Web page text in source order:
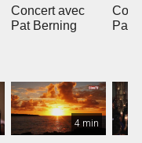
Concert avec
Pat Berning
Pat
4 min